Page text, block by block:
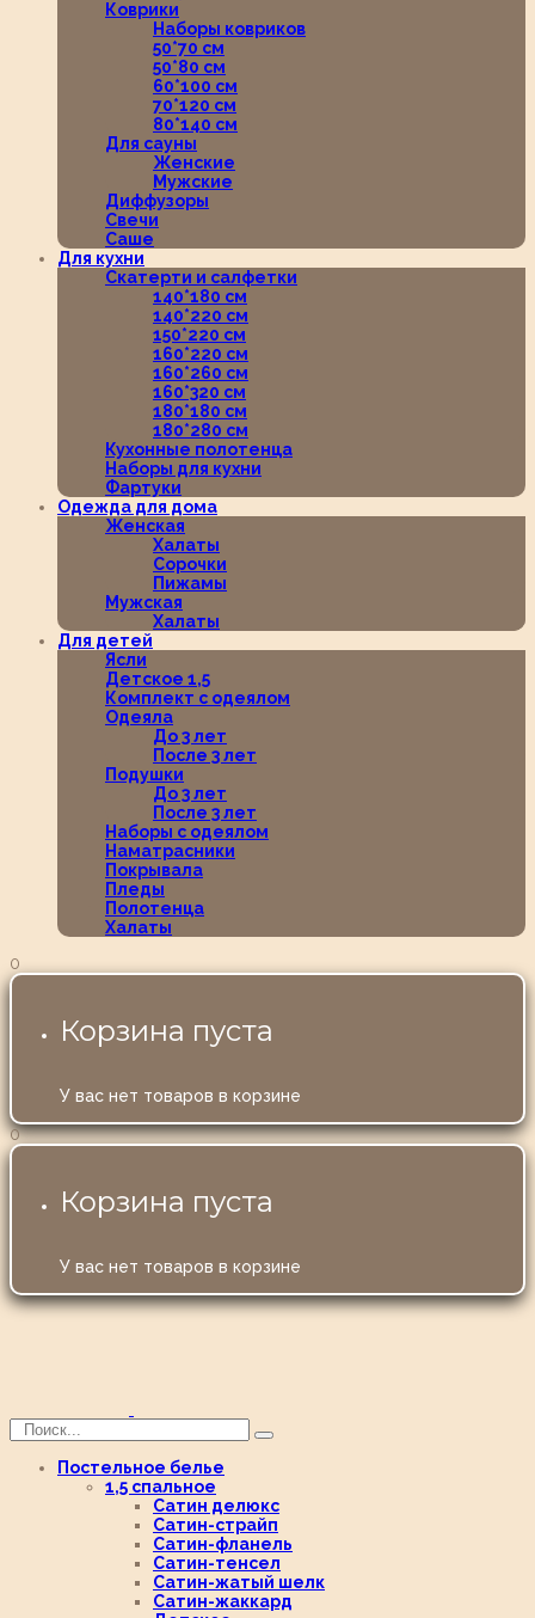
Коврики
Наборы ковриков
50*70 см
50*80 см
60*100 см
70*120 см
80*140 см
Для сауны
Женские
Мужские
Диффузоры
Свечи
Саше
Для кухни
Скатерти и салфетки
140*180 см
140*220 см
150*220 см
160*220 см
160*260 см
160*320 см
180*180 см
180*280 см
Кухонные полотенца
Наборы для кухни
Фартуки
Одежда для дома
Женская
Халаты
Сорочки
Пижамы
Мужская
Халаты
Для детей
Ясли
Детское 1,5
Комплект с одеялом
Одеяла
До 3 лет
После 3 лет
Подушки
До 3 лет
После 3 лет
Наборы с одеялом
Наматрасники
Покрывала
Пледы
Полотенца
Халаты
0
Корзина пуста
У вас нет товаров в корзине
0
Корзина пуста
У вас нет товаров в корзине
Постельное белье
1,5 спальное
Сатин делюкс
Сатин-страйп
Сатин-фланель
Сатин-тенсел
Сатин-жатый шелк
Сатин-жаккард